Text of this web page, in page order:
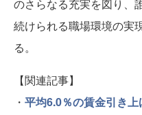
のさらなる充実を図り、
続けられる職場環境の実
る。
【関連記事】
・ 平均6.0％の賃金引き